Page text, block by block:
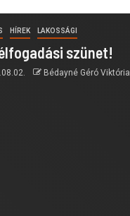
HÍREK LAKOSSÁGI
szünet!
Bédayné Géró Viktória